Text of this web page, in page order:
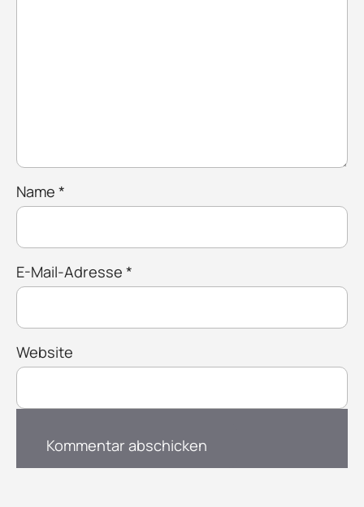
Name *
E-Mail-Adresse *
Website